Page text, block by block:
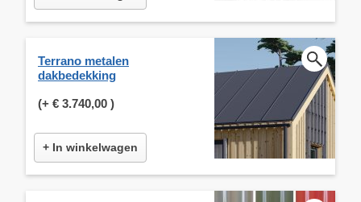
Terrano metalen
dakbedekking
(+ € 3.740,00 )
+ In winkelwagen